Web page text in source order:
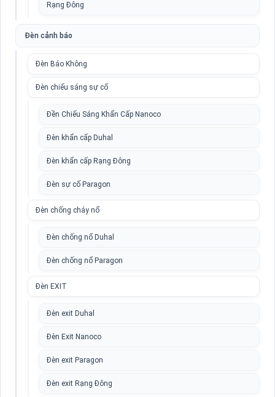
Rạng Đông
Đèn cảnh báo
Đèn Báo Không
Đèn chiếu sáng sự cố
Đền Chiếu Sáng Khẩn Cấp Nanoco
Đèn khẩn cấp Duhal
Đèn khẩn cấp Rạng Đông
Đèn sự cố Paragon
Đèn chống cháy nổ
Đèn chống nổ Duhal
Đèn chống nổ Paragon
Đèn EXIT
Đèn exit Duhal
Đèn Exit Nanoco
Đèn exit Paragon
Đèn exit Rạng Đông